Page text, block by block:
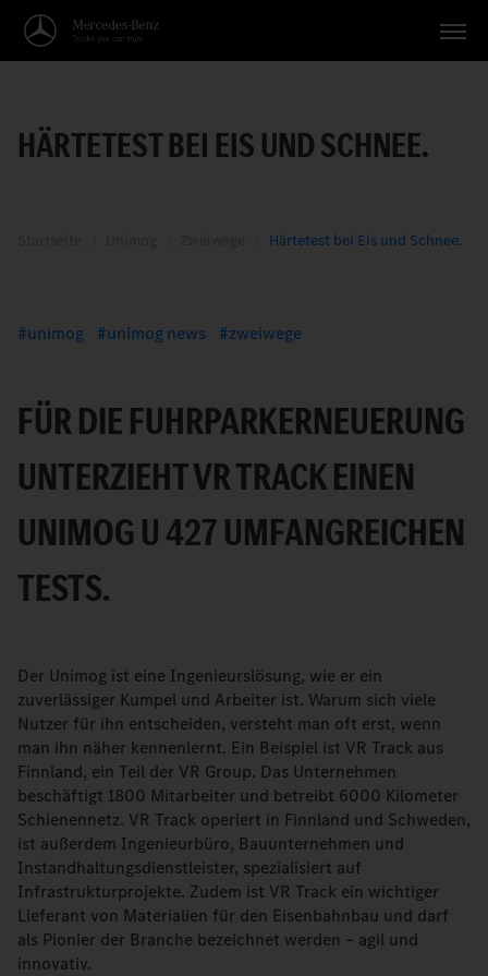
Anwendungen
Deutsch
HÄRTETEST BEI EIS UND SCHNEE.
Härtetest bei Eis und Schnee.
unimog unimog news zweiwege
FÜR DIE FUHRPARKERNEUERUNG
UNTERZIEHT VR TRACK EINEN
UNIMOG U 427 UMFANGREICHEN
TESTS.
Der Unimog ist eine Ingenieurslösung, wie er ein
zuverlässiger Kumpel und Arbeiter ist. Warum sich viele
Nutzer für ihn entscheiden, versteht man oft erst, wenn
man ihn näher kennenlernt. Ein Beispiel ist VR Track aus
Finnland, ein Teil der VR Group. Das Unternehmen
beschäftigt 1800 Mitarbeiter und betreibt 6000 Kilometer
Schienennetz. VR Track operiert in Finnland und Schweden,
ist außerdem Ingenieurbüro, Bauunternehmen und
Instandhaltungsdienstleister, spezialisiert auf
Infrastrukturprojekte. Zudem ist VR Track ein wichtiger
Lieferant von Materialien für den Eisenbahnbau und darf
als Pionier der Branche bezeichnet werden – agil und
innovativ.